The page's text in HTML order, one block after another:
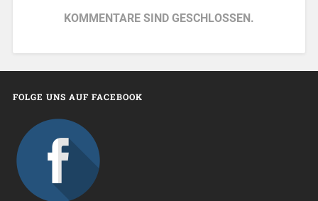
KOMMENTARE SIND GESCHLOSSEN.
FOLGE UNS AUF FACEBOOK